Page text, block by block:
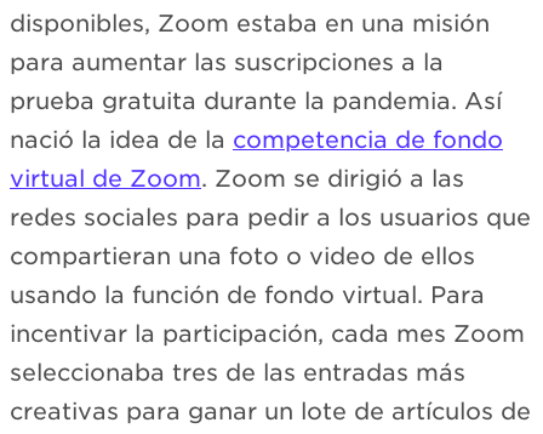
disponibles, Zoom estaba en una misión
para aumentar las suscripciones a la
prueba gratuita durante la pandemia. Así
nació la idea de la competencia de fondo
virtual de Zoom. Zoom se dirigió a las
redes sociales para pedir a los usuarios que
compartieran una foto o video de ellos
usando la función de fondo virtual. Para
incentivar la participación, cada mes Zoom
seleccionaba tres de las entradas más
creativas para ganar un lote de artículos de